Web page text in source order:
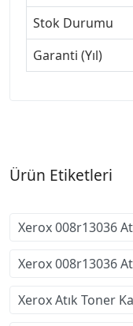
Stok Durumu
Garanti (Yıl)
Ürün Etiketleri
Xerox 008r13036
Xerox 008r13036
Xerox Atık Toner